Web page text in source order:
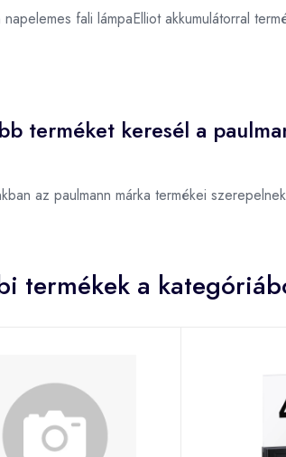
napelemes fali lámpaElliot akkumulátorral
terméket keresél a
az paulmann márka termékei
termékek a